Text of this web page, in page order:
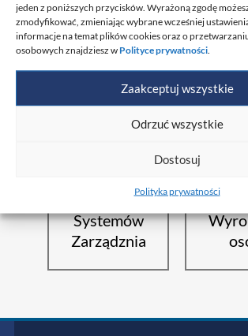
jeden z poniższych przycisków. Wyrażoną zgodę
zmodyfikować, zmieniając wybrane wcześniej
informacje na temat plików cookies oraz o
osobowych znajdziesz w Polityce prywatności
Zaakceptuj wszystkie
Odrzuć wszystkie
Dostosuj
Polityka prywatności
Zobacz także:
Certyfikajca
Systemów
Zarządznia